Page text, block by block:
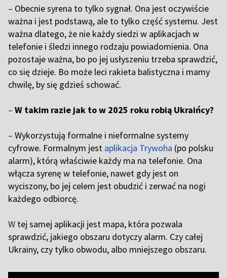
– Obecnie syrena to tylko sygnał. Ona jest oczywiście
ważna i jest podstawą, ale to tylko część systemu. Jest
ważna dlatego, że nie każdy siedzi w aplikacjach w
telefonie i śledzi innego rodzaju powiadomienia. Ona
pozostaje ważna, bo po jej usłyszeniu trzeba sprawdzić,
co się dzieje. Bo może leci rakieta balistyczna i mamy
chwilę, by się gdzieś schować.
– W takim razie jak to w 2025 roku robią Ukraińcy?
– Wykorzystują formalne i nieformalne systemy
cyfrowe. Formalnym jest aplikacja Trywoha (po polsku
alarm), którą właściwie każdy ma na telefonie. Ona
włącza syrenę w telefonie, nawet gdy jest on
wyciszony, bo jej celem jest obudzić i zerwać na nogi
każdego odbiorcę.
W tej samej aplikacji jest mapa, która pozwala
sprawdzić, jakiego obszaru dotyczy alarm. Czy całej
Ukrainy, czy tylko obwodu, albo mniejszego obszaru.